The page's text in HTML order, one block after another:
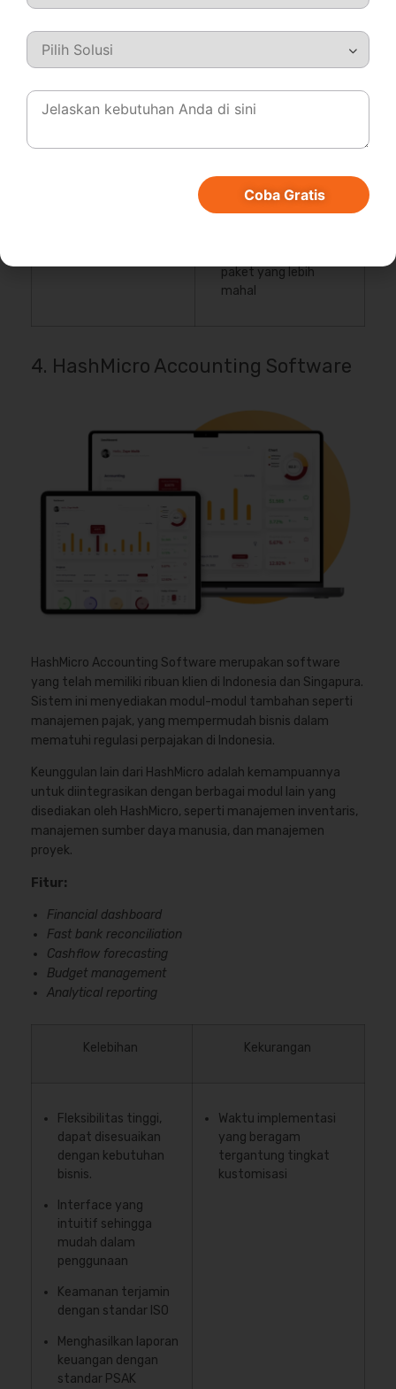
Kelebihan
Antarmuka yang
Biaya berlangganan
mungkin agak curam
untuk pengguna baru
paket yang lebih
mahal
4. HashMicro Accounting Software
HashMicro Accounting Software merupakan software
yang telah memiliki ribuan klien di Indonesia dan Singapura.
Sistem ini menyediakan modul-modul tambahan seperti
manajemen pajak, yang mempermudah bisnis dalam
mematuhi regulasi perpajakan di Indonesia.
Keunggulan lain dari HashMicro adalah kemampuannya
untuk diintegrasikan dengan berbagai modul lain yang
disediakan oleh HashMicro, seperti manajemen inventaris,
manajemen sumber daya manusia, dan manajemen
proyek.
Fitur:
Financial dashboard
Fast bank reconciliation
Cashflow forecasting
Budget management
Analytical reporting
Kelebihan Kekurangan
Fleksibilitas tinggi,
dapat disesuaikan
dengan kebutuhan
bisnis.
Interface yang
intuitif sehingga
mudah dalam
penggunaan
Keamanan terjamin
dengan standar ISO
Menghasilkan laporan
keuangan dengan
standar PSAK
Waktu implementasi
yang beragam
tergantung tingkat
kustomisasi
Coba Gratis